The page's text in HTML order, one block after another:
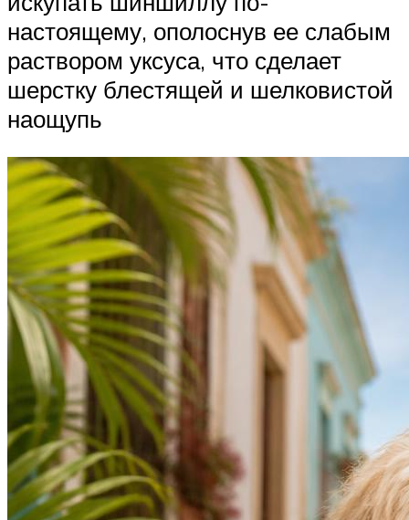
настоящему, ополоснув ее слабым
раствором уксуса, что сделает
шерстку блестящей и шелковистой
наощупь